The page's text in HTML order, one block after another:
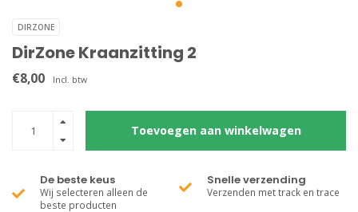
DIRZONE
DirZone Kraanzitting 2
€8,00 Incl. btw
Toevoegen aan winkelwagen
De beste keus
Wij selecteren alleen de
beste producten
Snelle verzending
Verzenden met track en trace